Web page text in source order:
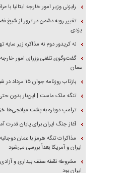
رایزنی وزیر امور خارجه ایتالیا با
تغییر رویه دشمن در ترور از شیخ
یزدی
نه کریدور دوم نه مذاکره زیر سایه
گفت‌وگوی تلفنی وزرای امور
عمان
بازتاب روزنامه جوان ۱۵ مرداد در شبکه خبر
تنگه ملک ماست | این‌بار بدون حتی
ترامپ دوباره به پشت میانجی‌ها
آغاز جنگ ایران برای پایان قدرت
مذاکرات تنگه هرمز با عمان
ایران و آمریکا بعداً بررسی می‌شود
مشروطه نقطه عطف بیداری و
ایران بود